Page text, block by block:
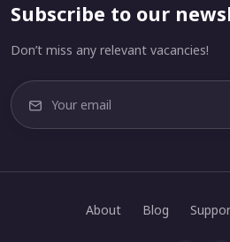
Subscribe to our
Don’t miss any relevant vacancies!
About Blog